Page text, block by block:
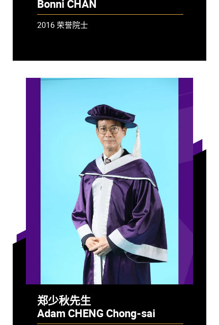
Bonni CHAN
2016 荣誉院士
郑少秋先生
Adam CHENG Chong-sai